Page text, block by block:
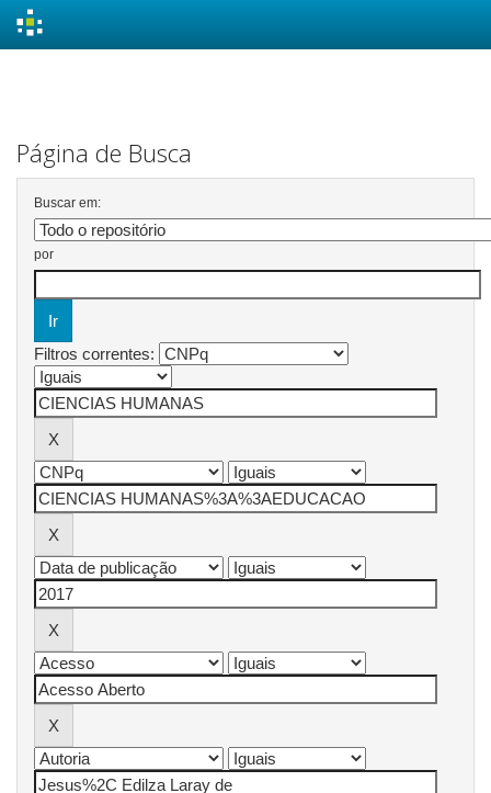
Página de Busca
Buscar em:
por
Filtros correntes: